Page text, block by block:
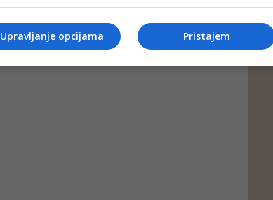
Pristajem
Upravljanje opcijama